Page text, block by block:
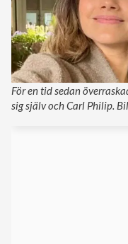
För en tid sedan
sig själv och Carl Philip.